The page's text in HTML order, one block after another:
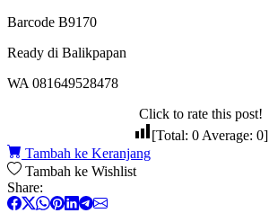
Barcode B9170
Ready di Balikpapan
WA 081649528478
Click to rate this post!
[Total: 0 Average: 0]
Tambah ke Keranjang
Tambah ke Wishlist
Share: